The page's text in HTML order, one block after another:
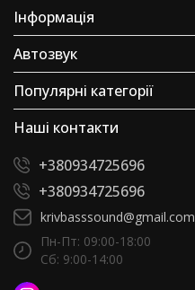
Інформація
Автозвук
Популярні категорії
Наші контакти
+380934725696
+380934725696
krivbasssound@gmail.com
Пн-Пт: 09:00-18:00
Сб: 9:00-14:00